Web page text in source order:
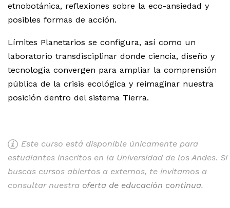
etnobotánica, reflexiones sobre la eco-ansiedad y
posibles formas de acción.
Límites Planetarios se configura, así como un
laboratorio transdisciplinar donde ciencia, diseño y
tecnología convergen para ampliar la comprensión
pública de la crisis ecológica y reimaginar nuestra
posición dentro del sistema Tierra.
Este curso está disponible únicamente para
estudiantes inscritos en la Universidad de los Andes. Si
buscas cursos abiertos a externos, te invitamos a
consultar nuestra oferta de educación continua.